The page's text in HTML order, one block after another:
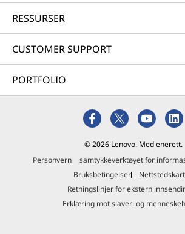
RESSURSER
CUSTOMER SUPPORT
PORTFOLIO
© 2026 Lenovo. Med enerett.
Personvern
samtykkeverktøyet for
Bruksbetingelser
Nettstedskart
Retningslinjer for ekstern
Erklæring mot slaveri og